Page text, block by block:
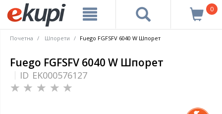
0
Почетна Шпорети Fuego FGFSFV 6040 W Шпорет
Fuego FGFSFV 6040 W Шпорет
ID EK000576127